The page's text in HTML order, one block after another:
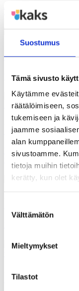
Suostumus
Tämä sivusto
Käytämme
räätälöimiseen,
tukemiseen ja
jaamme
alan
sivustoamme.
tietoja muihin
kerätty, kun olet
valinta
Välttämätön
Mieltymykset
Tilastot
Tutkitun tiedon
26.03.2026
Polemiikki-lehti
Vaalitutkimus kertoo
26.03.2026
Polemiikki-lehti
Kunnat ja
Polemiikki-lehti